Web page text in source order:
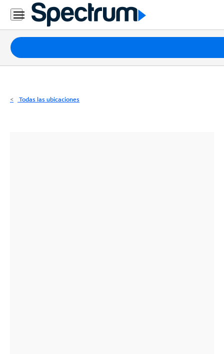
Residencial
Business
Paquetes
Internet
Todas las ubicaciones